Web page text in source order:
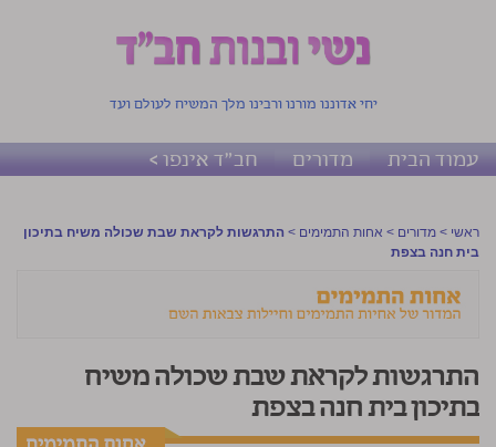
יחי אדוננו מורנו ורבינו מלך המשיח לעולם ועד
עמוד הבית מדורים חב"ד אינפו >
ראשי > מדורים > אחות התמימים > התרגשות לקראת שבת שכולה משיח בתיכון
בית חנה בצפת
התרגשות לקראת שבת שכולה משיח
בתיכון בית חנה בצפת